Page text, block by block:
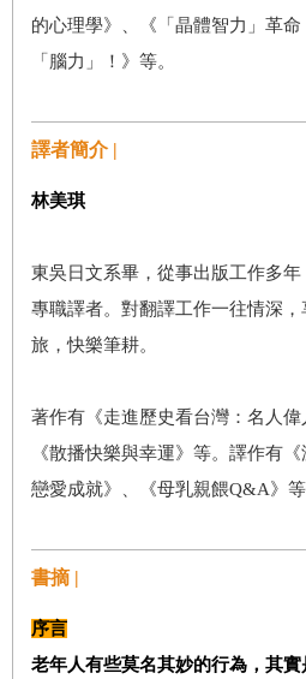
的心理學》、《「晶體智力」革
「腦力」！》等。
譯者簡介 |
林美琪
東吳日文系畢，從事出版工作多
專職譯者。對翻譯工作一往情深
旅，快樂筆耕。
著作有《走進歷史看台灣：名人偉
《散播快樂與幸運》等。譯作有
戀愛成就》、《母乳親餵Q&A》等
書摘 |
序言
老年人有些莫名其妙的行為，其